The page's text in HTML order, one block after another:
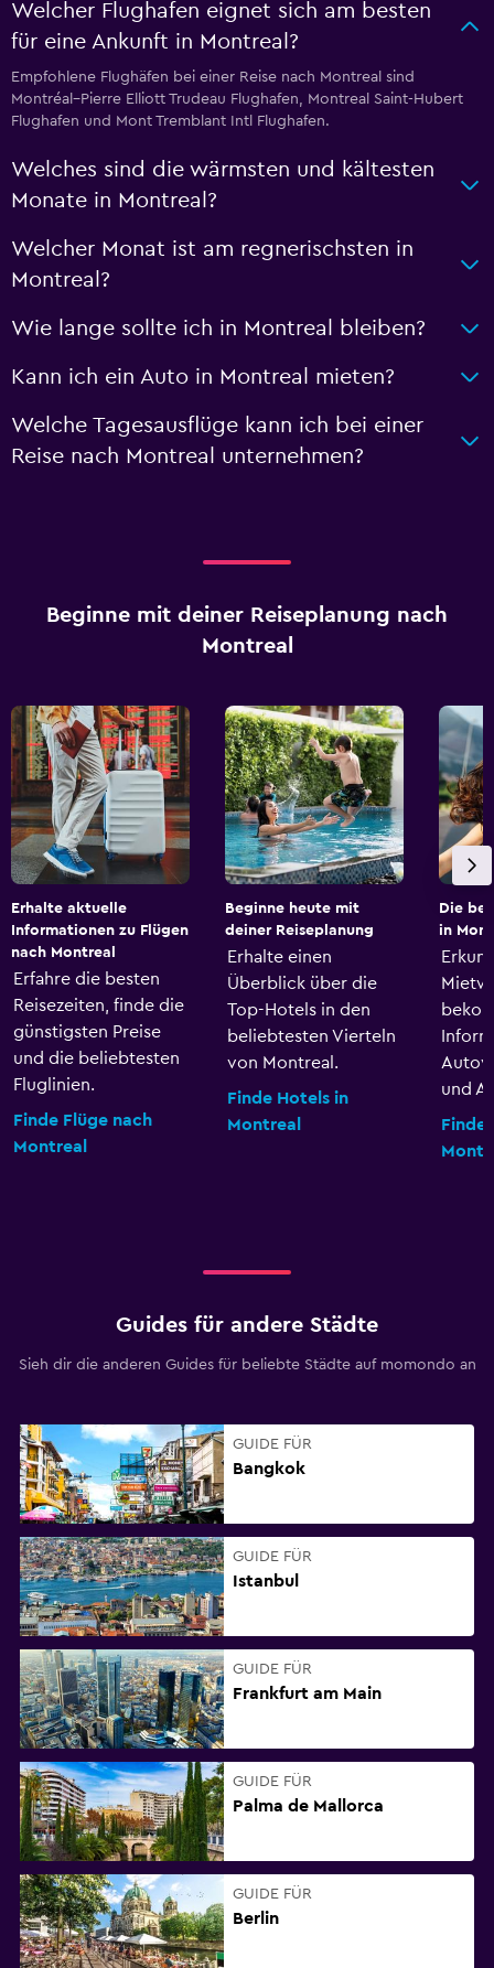
Welcher Flughafen eignet sich am besten
für eine Ankunft in Montreal?
Empfohlene Flughäfen bei einer Reise nach Montreal sind
Montréal–Pierre Elliott Trudeau Flughafen, Montreal Saint-Hubert
Flughafen und Mont Tremblant Intl Flughafen.
Welches sind die wärmsten und kältesten
Monate in Montreal?
Welcher Monat ist am regnerischsten in
Montreal?
Wie lange sollte ich in Montreal bleiben?
Kann ich ein Auto in Montreal mieten?
Welche Tagesausflüge kann ich bei einer
Reise nach Montreal unternehmen?
Beginne mit deiner Reiseplanung nach
Montreal
Erhalte aktuelle
Informationen zu Flügen
nach Montreal
Erfahre die besten
Reisezeiten, finde die
günstigsten Preise
und die beliebtesten
Fluglinien.
Finde Flüge nach
Montreal
Beginne heute mit
deiner Reiseplanung
Erhalte einen
Überblick über die
Top-Hotels in den
beliebtesten Vierteln
von Montreal.
Finde Hotels in
Montreal
Die
in
und
Finde
Guides für andere Städte
Sieh dir die anderen Guides für beliebte Städte auf momondo an
GUIDE FÜR
Bangkok
GUIDE FÜR
Istanbul
GUIDE FÜR
Frankfurt am Main
GUIDE FÜR
Palma de Mallorca
GUIDE FÜR
Berlin